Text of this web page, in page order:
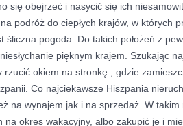
się obejrzeć i nasycić się ich
podróż do ciepłych krajów, w których
śliczna pogoda. Do takich położeń z
pięknym krajem. Szukając
rzucić okiem na stronkę
, gdzie
Co najciekawsze Hiszpania
na wynajem jak i na sprzedaż. W
na okres wakacyjny, albo zakupić je i